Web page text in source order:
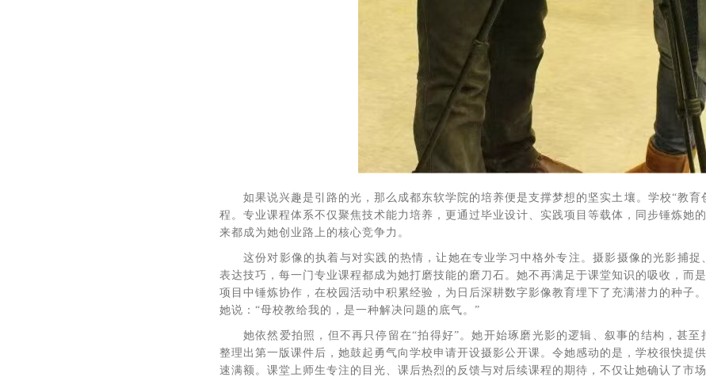
如果说兴趣是引路的光，那么成都东软学院的培养便是支撑梦想的坚实土壤。学校“教
程。专业课程体系不仅聚焦技术能力培养，更通过毕业设计、实践项目等载体，同步锤炼
来都成为她创业路上的核心竞争力。
这份对影像的执着与对实践的热情，让她在专业学习中格外专注。摄影摄像的光影捕
表达技巧，每一门专业课程都成为她打磨技能的磨刀石。她不再满足于课堂知识的吸收，而
项目中锤炼协作，在校园活动中积累经验，为日后深耕数字影像教育埋下了充满潜力的种子
她说：“母校教给我的，是一种解决问题的底气。”
她依然爱拍照，但不再只停留在“拍得好”。她开始琢磨光影的逻辑、叙事的结构，甚
整理出第一版课件后，她鼓起勇气向学校申请开设摄影公开课。令她感动的是，学校很快提
速满额。课堂上师生专注的目光、课后热烈的反馈与对后续课程的期待，不仅让她确认了市